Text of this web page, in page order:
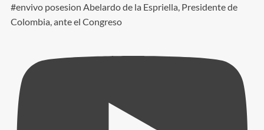
#envivo posesion Abelardo de la Espriella, Presidente de
Colombia, ante el Congreso